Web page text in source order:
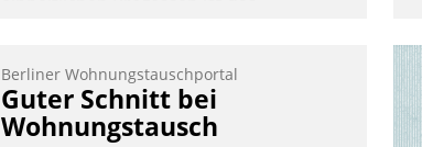
Kapitalanlage für künftige Aufgaben und
Herausforderungen gerüstet.
Berliner Wohnungstauschportal
Guter Schnitt bei
Wohnungstausch